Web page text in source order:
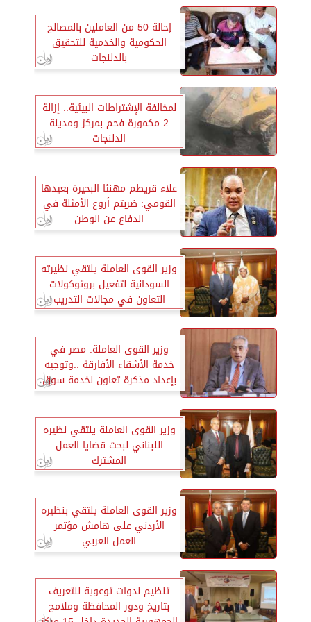
إحالة 50 من العاملين بالمصالح
الحكومية والخدمية للتحقيق
بالدلنجات
لمخالفة الإشتراطات البيئية.. إزالة
2 مكمورة فحم بمركز ومدينة
الدلنجات
علاء قريطم مهنئا البحيرة بعيدها
القومي: ضربتم أروع الأمثلة في
الدفاع عن الوطن
وزير القوى العاملة يلتقي نظيرته
السودانية لتفعيل بروتوكولات
التعاون في مجالات التدريب
المهني
وزير القوى العاملة: مصر في
خدمة الأشقاء الأفارقة ..وتوجيه
بإعداد مذكرة تعاون لخدمة سوق
العمل في موريتانيا
وزير القوى العاملة يلتقي نظيره
اللبناني لبحث قضايا العمل
المشترك
وزير القوى العاملة يلتقي بنظيره
الأردني على هامش مؤتمر
العمل العربي
تنظيم ندوات توعوية للتعريف
بتاريخ ودور المحافظة وملامح